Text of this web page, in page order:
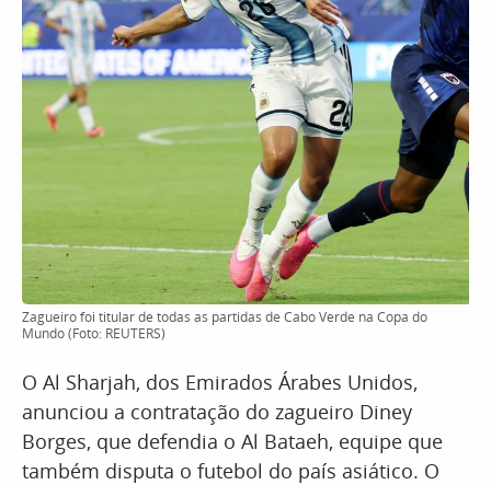
Zagueiro foi titular de todas as partidas de Cabo Verde na Copa do
Mundo (Foto: REUTERS)
O Al Sharjah, dos Emirados Árabes Unidos,
anunciou a contratação do zagueiro Diney
Borges, que defendia o Al Bataeh, equipe que
também disputa o futebol do país asiático. O